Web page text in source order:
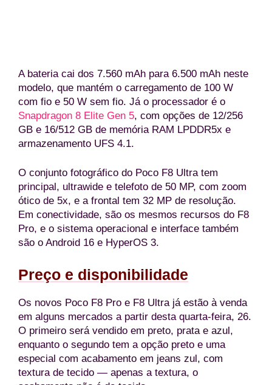
A bateria cai dos 7.560 mAh para 6.500 mAh neste
modelo, que mantém o carregamento de 100 W
com fio e 50 W sem fio. Já o processador é o
Snapdragon 8 Elite Gen 5, com opções de 12/256
GB e 16/512 GB de memória RAM LPDDR5x e
armazenamento UFS 4.1.
O conjunto fotográfico do Poco F8 Ultra tem
principal, ultrawide e telefoto de 50 MP, com zoom
ótico de 5x, e a frontal tem 32 MP de resolução.
Em conectividade, são os mesmos recursos do F8
Pro, e o sistema operacional e interface também
são o Android 16 e HyperOS 3.
Preço e disponibilidade
Os novos Poco F8 Pro e F8 Ultra já estão à venda
em alguns mercados a partir desta quarta-feira, 26.
O primeiro será vendido em preto, prata e azul,
enquanto o segundo tem a opção preto e uma
especial com acabamento em jeans zul, com
textura de tecido — apenas a textura, o